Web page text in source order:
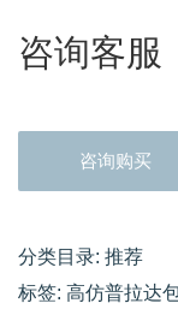
咨询客服
咨询购买
分类目录: 推荐
标签: 高仿普拉达